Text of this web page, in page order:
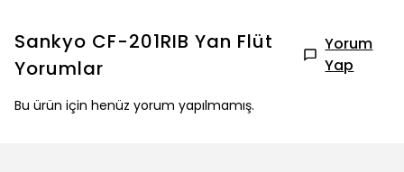
Sankyo CF-201RIB Yan Flüt
Yorumlar
Yorum
Yap
Bu ürün için henüz yorum yapılmamış.